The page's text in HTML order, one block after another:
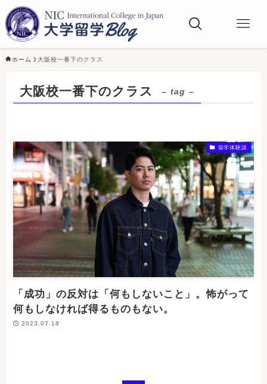
ホーム 大阪校一番下のクラス
大阪校一番下のクラス – tag –
留学体験談
「成功」の反対は「何もしないこと」。怖がって
何もしなければ得るものもない。
2023.07.18